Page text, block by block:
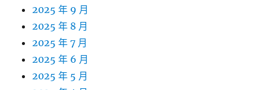
2025 年 9 月
2025 年 8 月
2025 年 7 月
2025 年 6 月
2025 年 5 月